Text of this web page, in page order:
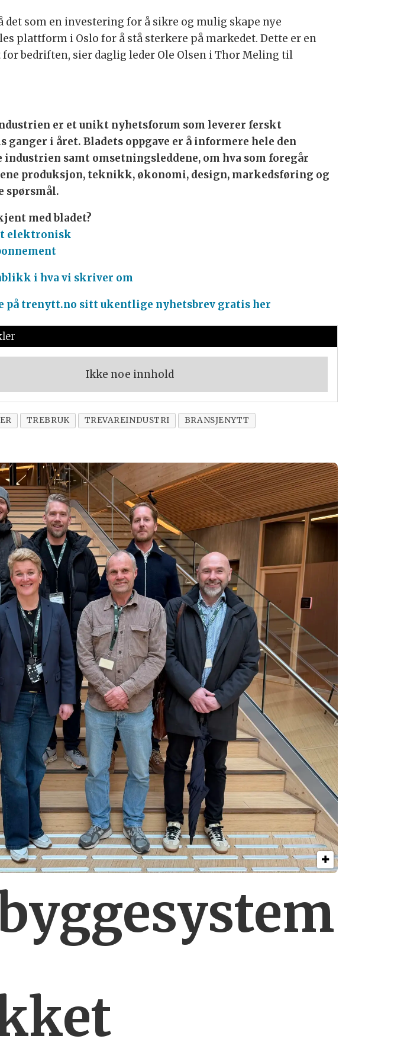
som en investering for å sikre og mulig skape nye
plattform i Oslo for å stå sterkere på markedet. Dette er en
bedriften, sier daglig leder Ole Olsen i Thor Meling til
er et unikt nyhetsforum som leverer ferskt
ganger i året. Bladets oppgave er å informere hele den
industrien samt omsetningsleddene, om hva som foregår
produksjon, teknikk, økonomi, design, markedsføring og
spørsmål.
med bladet?
elektronisk
i hva vi skriver om
på trenytt.no sitt ukentlige nyhetsbrev gratis her
Ikke noe innhold
TREBRUK TREVAREINDUSTRI BRANSJENYTT